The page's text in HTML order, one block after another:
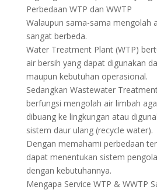
Perbedaan WTP dan WWTP
Walaupun sama-sama mengolah
sangat berbeda.
Water Treatment Plant (WTP)
air bersih yang dapat digunakan
maupun kebutuhan operasional.
Sedangkan Wastewater
berfungsi mengolah air limbah
dibuang ke lingkungan atau
sistem daur ulang (recycle water).
Dengan memahami perbedaan
dapat menentukan sistem
dengan kebutuhannya.
Mengapa Service WTP & WWTP